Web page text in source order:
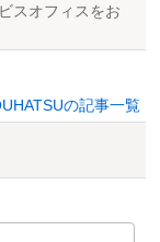
スオフィスをお
の記事一覧